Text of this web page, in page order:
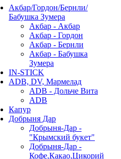
Акбар/Гордон/Бернли/
Бабушка Зумера
Акбар - Акбар
Акбар - Гордон
Акбар - Бернли
Акбар - Бабушка
Зумера
IN-STICK
ADB, DV, Мармелад
ADB - Дольче Вита
ADB
Капур
Добрыня Дар
Добрыня-Дар -
"Крымский букет"
Добрыня-Дар -
Кофе,Какао,Цикорий